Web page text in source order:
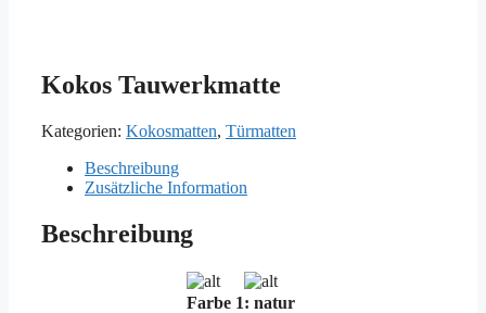
Kokos Tauwerkmatte
Kategorien: Kokosmatten, Türmatten
Beschreibung
Zusätzliche Information
Beschreibung
Farbe 1: natur